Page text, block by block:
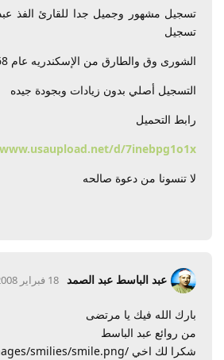
تسجيل مشهور وجميل جدا للقارئ الفذ
تسجيل
الشورى وق والطارق من الإسكندريه عام 1968 ..
التسجيل أصلي بدون زيادات وبجودة جيده
رابط التحميل
d/7inebpg1o1x
لا تنسونا من دعوة صالحه
عبد الباسط عبد الصمد 18 فبراير 2008
بارك الله فيك يا مرتضى
من روائع عبد الباسط
شكرا لك اخي /public/assets/images/smilies/smile.png